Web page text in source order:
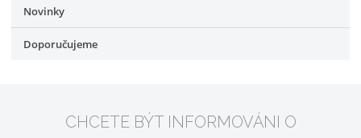
Novinky
Doporučujeme
CHCETE BÝT INFORMOVÁNI O